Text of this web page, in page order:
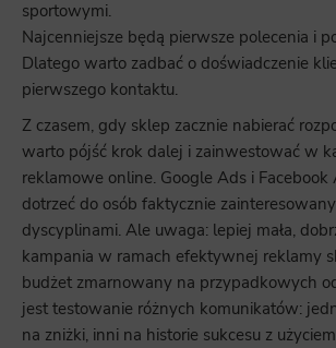
sportowymi.
Najcenniejsze będą pierwsze polecenia i
Dlatego warto zadbać o doświadczenie
pierwszego kontaktu.
Z czasem, gdy sklep zacznie nabierać
warto pójść krok dalej i zainwestować w
reklamowe online. Google Ads i Facebook
dotrzeć do osób faktycznie
dyscyplinami. Ale uwaga: lepiej mała,
kampania w ramach efektywnej reklamy
budżet zmarnowany na przypadkowych
jest testowanie różnych komunikatów:
na zniżki, inni na historie sukcesu z